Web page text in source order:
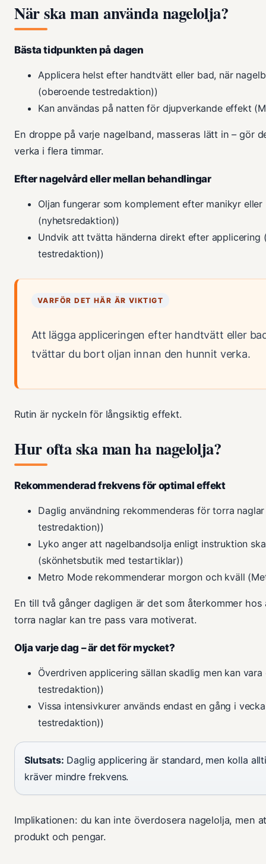
När ska man använda nagelolja?
Bästa tidpunkten på dagen
Applicera helst efter handtvätt eller bad, när
(oberoende testredaktion))
Kan användas på natten för djupverkande effekt
En droppe på varje nagelband, masseras lätt in – gör
verka i flera timmar.
Efter nagelvård eller mellan behandlingar
Oljan fungerar som komplement efter manikyr
(nyhetsredaktion))
Undvik att tvätta händerna direkt efter applicering
testredaktion))
VARFÖR DET HÄR ÄR VIKTIGT
Att lägga appliceringen efter handtvätt eller
tvättar du bort oljan innan den hunnit verka.
Rutin är nyckeln för långsiktig effekt.
Hur ofta ska man ha nagelolja?
Rekommenderad frekvens för optimal effekt
Daglig användning rekommenderas för torra
testredaktion))
Lyko anger att nagelbandsolja enligt instruktion
(skönhetsbutik med testartiklar))
Metro Mode rekommenderar morgon och kväll
En till två gånger dagligen är det som återkommer
torra naglar kan tre pass vara motiverat.
Olja varje dag – är det för mycket?
Överdriven applicering sällan skadlig men kan
testredaktion))
Vissa intensivkurer används endast en gång i
testredaktion))
Slutsats: Daglig applicering är standard, men kolla
kräver mindre frekvens.
Implikationen: du kan inte överdosera nagelolja, men
produkt och pengar.